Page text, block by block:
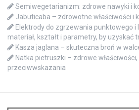
Semiwegetarianizm: zdrowe nawyki i
Jabuticaba – zdrowotne właściwości i
Elektrody do zgrzewania punktowego i
materiał, kształt i parametry, by uzyskać
Kasza jaglana – skuteczna broń w
Natka pietruszki – zdrowe
przeciwwskazania